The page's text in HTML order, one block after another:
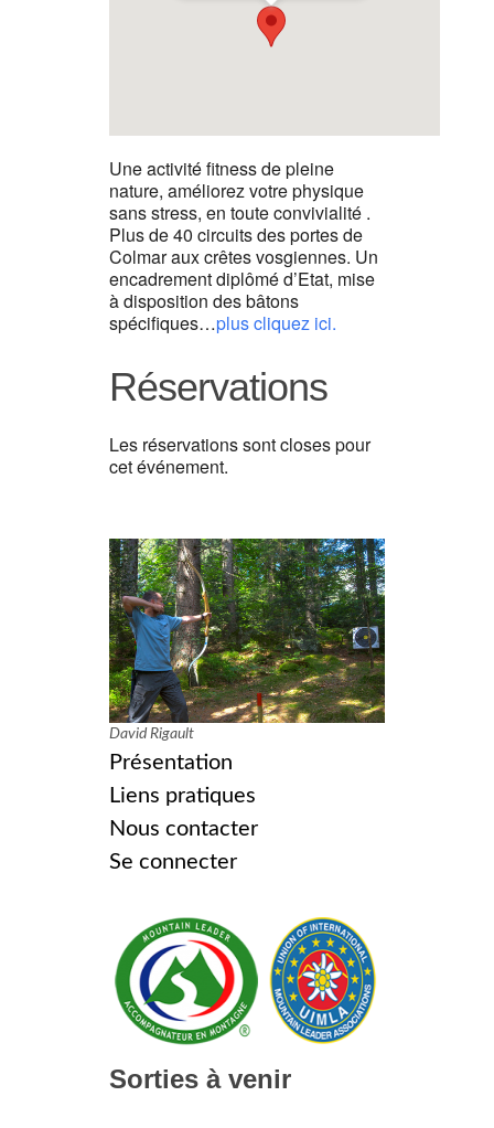
Une activité fitness de pleine
nature, améliorez votre physique
sans stress, en toute convivialité .
Plus de 40 circuits des portes de
Colmar aux crêtes vosgiennes. Un
encadrement diplômé d’Etat, mise
à disposition des bâtons
spécifiques…plus cliquez ici.
Réservations
Les réservations sont closes pour
cet événement.
David Rigault
Présentation
Liens pratiques
Nous contacter
Se connecter
Sorties à venir